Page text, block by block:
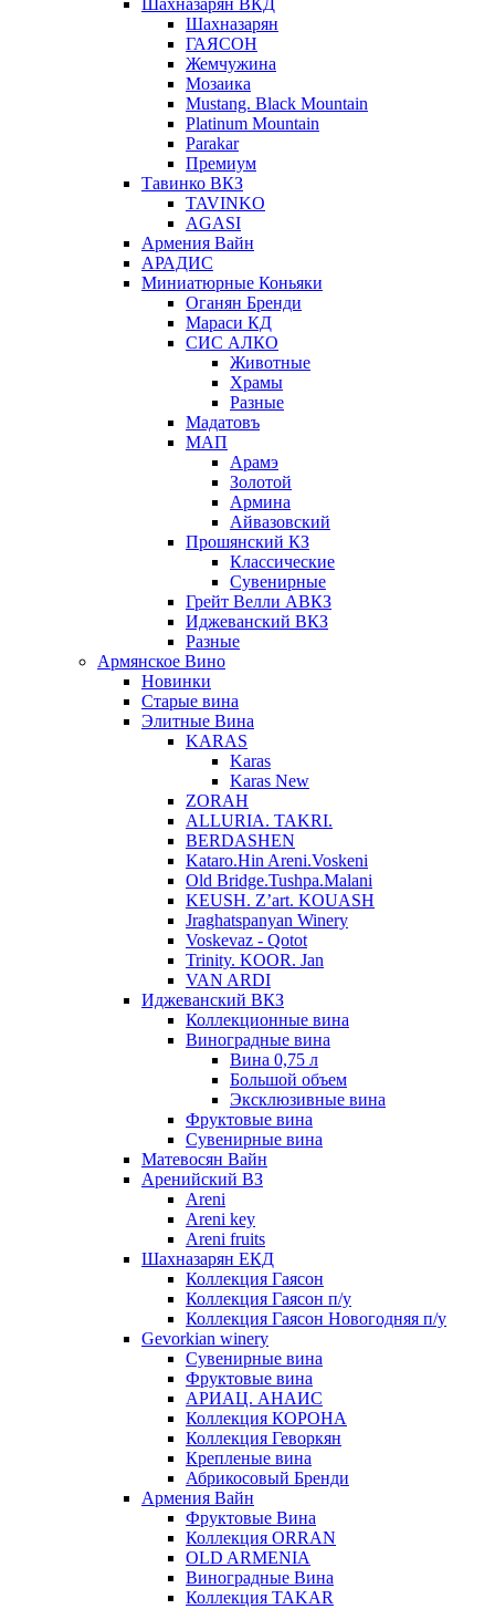
Шахназарян ВКД
Шахназарян
ГАЯСОН
Жемчужина
Мозаика
Mustang. Black Mountain
Platinum Mountain
Parakar
Премиум
Тавинко ВКЗ
TAVINKO
AGASI
Армения Вайн
АРАДИС
Миниатюрные Коньяки
Оганян Бренди
Мараси КД
СИС АЛКО
Животные
Храмы
Разные
Мадатовъ
МАП
Арамэ
Золотой
Армина
Айвазовский
Прошянский КЗ
Классические
Сувенирные
Грейт Велли АВКЗ
Иджеванский ВКЗ
Разные
Армянское Вино
Новинки
Старые вина
Элитные Вина
KARAS
Karas
Karas New
ZORAH
ALLURIA. TAKRI.
BERDASHEN
Kataro.Hin Areni.Voskeni
Old Bridge.Tushpa.Malani
KEUSH. Z’art. KOUASH
Jraghatspanyan Winery
Voskevaz - Qotot
Trinity. KOOR. Jan
VAN ARDI
Иджеванский ВКЗ
Коллекционные вина
Виноградные вина
Вина 0,75 л
Большой объем
Эксклюзивные вина
Фруктовые вина
Cувенирные вина
Матевосян Вайн
Аренийский ВЗ
Areni
Areni key
Areni fruits
Шахназарян ЕКД
Коллекция Гаясон
Коллекция Гаясон п/у
Коллекция Гаясон Новогодняя п/у
Gevorkian winery
Сувенирные вина
Фруктовые вина
АРИАЦ. АНАИС
Коллекция КОРОНА
Коллекция Геворкян
Крепленые вина
Абрикосовый Бренди
Армения Вайн
Фруктовые Вина
Коллекция ORRAN
OLD ARMENIA
Виноградные Вина
Коллекция TAKAR